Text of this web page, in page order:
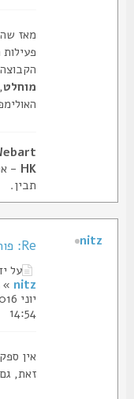
מאז
פעילות
הקבוצה
מוחלט,
האולימפית.
Webart - דביר, מייסד הסליק
- אם
תבין.
על ידי
» 15
יוני 2016,
14:54
אין ספק
זאת, גם